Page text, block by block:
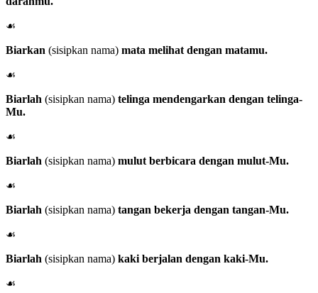
☙
Biarkan (sisipkan nama) mata melihat dengan matamu.
☙
Biarlah (sisipkan nama) telinga mendengarkan dengan telinga-
Mu.
☙
Biarlah (sisipkan nama) mulut berbicara dengan mulut-Mu.
☙
Biarlah (sisipkan nama) tangan bekerja dengan tangan-Mu.
☙
Biarlah (sisipkan nama) kaki berjalan dengan kaki-Mu.
☙